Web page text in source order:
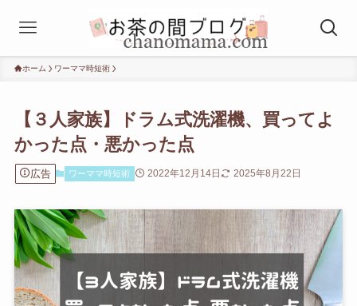
ホーム ワーママ時短術
【３人家族】ドラム式洗濯機、買ってよ
かった点・悪かった点
広告 ワーママ時短術 2022年12月14日 2025年8月22日